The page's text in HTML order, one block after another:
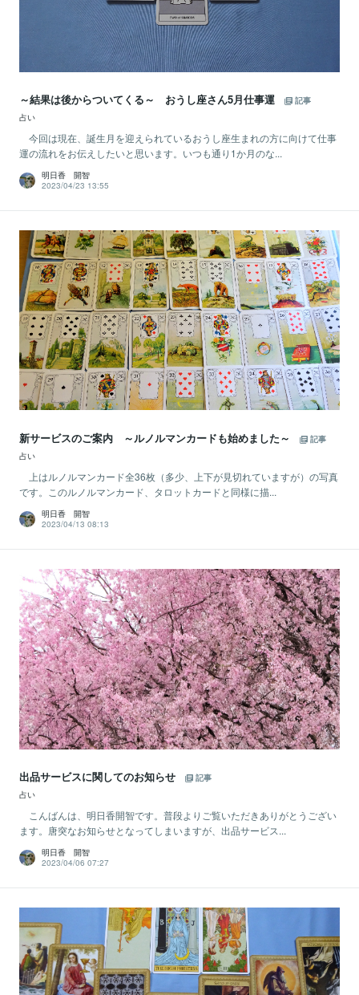
～結果は後からついてくる～ おうし座さん5月仕事運
記事
占い
今回は現在、誕生月を迎えられているおうし座生まれの方に向けて仕事
運の流れをお伝えしたいと思います。いつも通り1か月のな...
明日香 開智
2023/04/23 13:55
新サービスのご案内 ～ルノルマンカードも始めました～
記事
占い
上はルノルマンカード全36枚（多少、上下が見切れていますが）の写真
です。このルノルマンカード、タロットカードと同様に描...
明日香 開智
2023/04/13 08:13
出品サービスに関してのお知らせ
記事
占い
こんばんは、明日香開智です。普段よりご覧いただきありがとうござい
ます。唐突なお知らせとなってしまいますが、出品サービス...
明日香 開智
2023/04/06 07:27